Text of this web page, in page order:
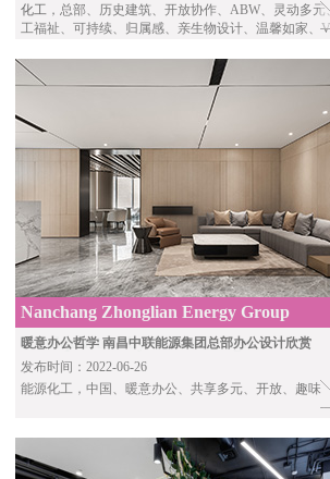
化工 ，总部、历史建筑、开放协作、ABW、灵动多元
工福祉、可持续、归属感、亲生物设计、温馨如家、
Nanchang Zhonglian Energy Group
Headquarters by Ocean Design
暖意办公哲学 南昌中联能源集团总部办公设计欣赏
发布时间：2022-06-26
能源化工，中国、暖意办公、共享多元、开放、趣味